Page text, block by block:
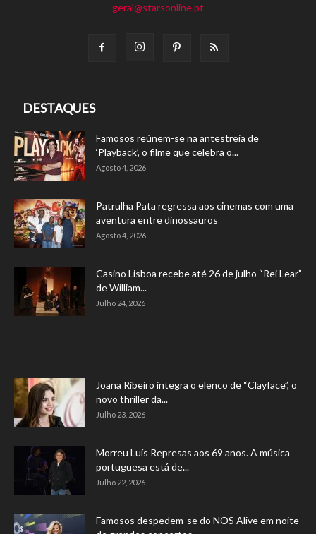
geral@starsonline.pt
DESTAQUES
Famosos reúnem-se na antestreia de
‘Playback’, o filme que celebra o...
Agosto 4, 2026
Patrulha Pata regressa aos cinemas com uma
aventura entre dinossauros
Agosto 4, 2026
Casino Lisboa recebe até 26 de julho “Rei Lear”
de William...
Julho 24, 2026
Joana Ribeiro integra o elenco de “Clayface”, o
novo thriller da...
Julho 23, 2026
Morreu Luís Represas aos 69 anos. A música
portuguesa está de...
Julho 22, 2026
Famosos despedem-se do NOS Alive em noite